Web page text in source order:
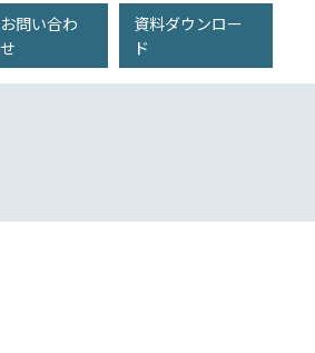
お問い合わ
せ
資料ダウンロー
ド